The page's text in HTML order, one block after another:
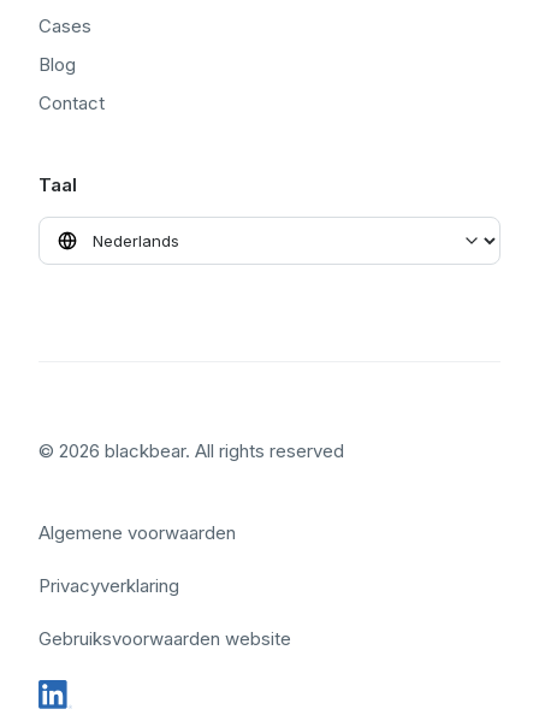
Cases
Blog
Contact
Taal
© 2026 blackbear. All rights reserved
Algemene voorwaarden
Privacyverklaring
Gebruiksvoorwaarden website